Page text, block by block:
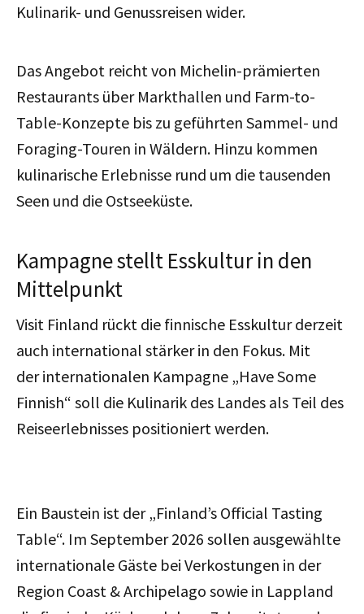
Kulinarik- und Genussreisen wider.
Das Angebot reicht von Michelin-prämierten
Restaurants über Markthallen und Farm-to-
Table-Konzepte bis zu geführten Sammel- und
Foraging-Touren in Wäldern. Hinzu kommen
kulinarische Erlebnisse rund um die tausenden
Seen und die Ostseeküste.
Kampagne stellt Esskultur in den
Mittelpunkt
Visit Finland rückt die finnische Esskultur derzeit
auch international stärker in den Fokus. Mit
derinternationalen Kampagne „Have Some
Finnish“ soll die Kulinarik des Landes als Teil des
Reiseerlebnisses positioniert werden.
Ein Baustein ist der „Finland’s Official Tasting
Table“. Im September 2026 sollen ausgewählte
internationale Gäste bei Verkostungen in der
Region Coast & Archipelago sowie in Lappland